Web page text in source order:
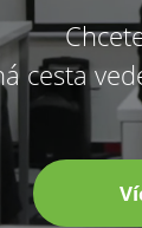
cesta